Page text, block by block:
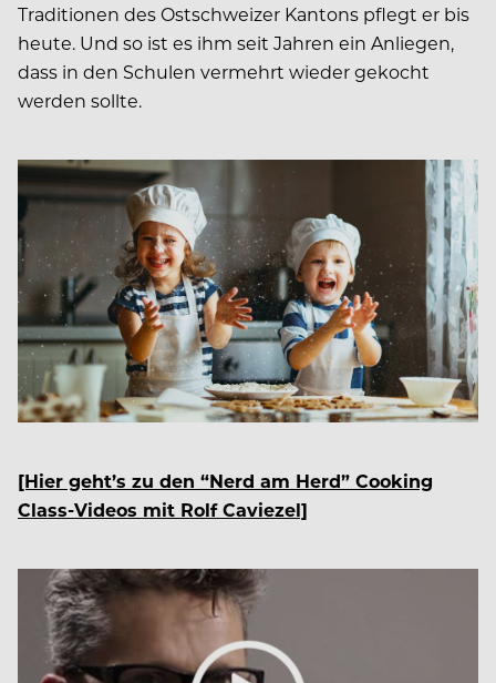
Traditionen des Ostschweizer Kantons pflegt er bis
heute. Und so ist es ihm seit Jahren ein Anliegen,
dass in den Schulen vermehrt wieder gekocht
werden sollte.
[Hier geht’s zu den “Nerd am Herd” Cooking
Class-Videos mit Rolf Caviezel]